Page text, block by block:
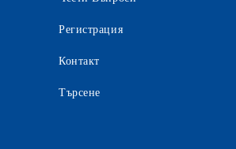
Регистрация
Контакт
Търсене